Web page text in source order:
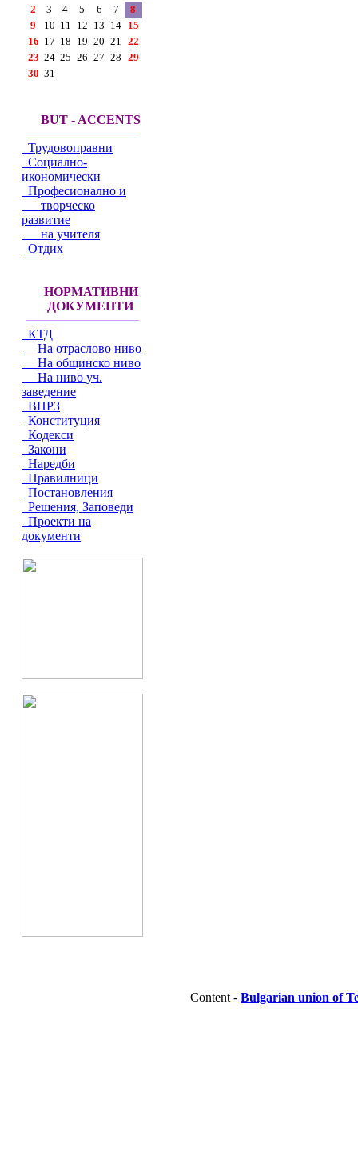
2
3 4 5 6 7
8
9
10 11 12 13 14 15
16 17 18 19 20 21 22
23 24 25 26 27 28 29
30 31
BUT - ACCENTS
Трудовоправни
Социално-
икономически
Професионално и
творческо
развитие
на учителя
Отдих
НОРМАТИВНИ
ДОКУМЕНТИ
КТД
На отраслово ниво
На общинско ниво
На ниво уч.
заведение
ВПРЗ
Конституция
Кодекси
Закони
Наредби
Правилници
Постановления
Решения, Заповеди
Проекти на
документи
Content -Bulgarian union of